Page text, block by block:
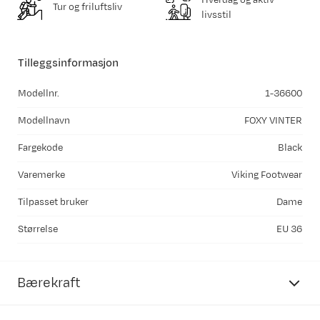
Tilleggsinformasjon
Modellnr. 1-36600
Modellnavn FOXY VINTER
Fargekode Black
Varemerke Viking Footwear
Tilpasset bruker Dame
Størrelse EU 36
Tur og friluftsliv
livsstil
Bærekraft